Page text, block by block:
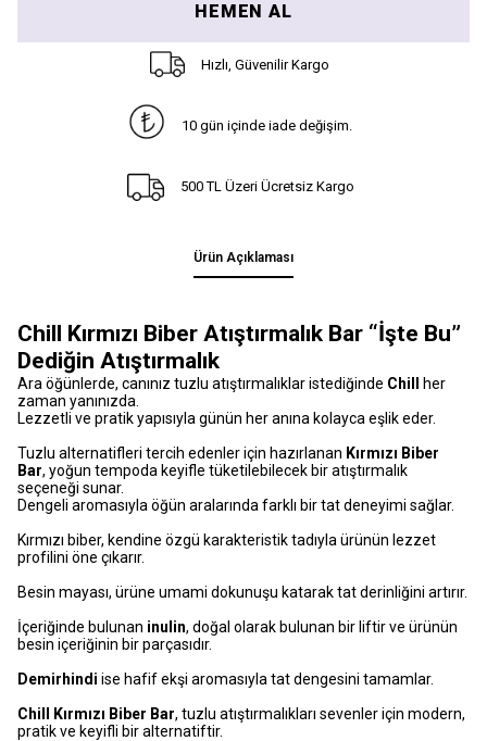
HEMEN AL
Hızlı, Güvenilir Kargo
10 gün içinde iade değişim.
500 TL Üzeri Ücretsiz Kargo
Ürün Açıklaması
Chill Kırmızı Biber Atıştırmalık Bar “İşte Bu”
Dediğin Atıştırmalık
Ara öğünlerde, canınız tuzlu atıştırmalıklar istediğinde Chill
her
zaman yanınızda.
Lezzetli ve pratik yapısıyla günün her anına kolayca eşlik eder.
Tuzlu alternatifleri tercih edenler için hazırlanan Kırmızı Biber
Bar, yoğun tempoda keyifle tüketilebilecek bir atıştırmalık
seçeneği sunar.
Dengeli aromasıyla öğün aralarında farklı bir tat deneyimi sağlar.
Kırmızı biber, kendine özgü karakteristik tadıyla ürünün lezzet
profilini öne çıkarır.
Besin mayası, ürüne umami dokunuşu katarak tat derinliğini artırır.
İçeriğinde bulunan inulin, doğal olarak bulunan bir liftir ve ürünün
besin içeriğinin bir parçasıdır.
Demirhindi ise hafif ekşi aromasıyla tat dengesini tamamlar.
Chill Kırmızı Biber Bar, tuzlu atıştırmalıkları sevenler için modern,
pratik ve keyifli bir alternatiftir.